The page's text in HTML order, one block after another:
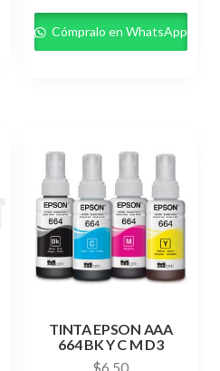
Cómpralo en WhatsApp
TINTA EPSON AAA
664 BK Y C M D3
$6,50